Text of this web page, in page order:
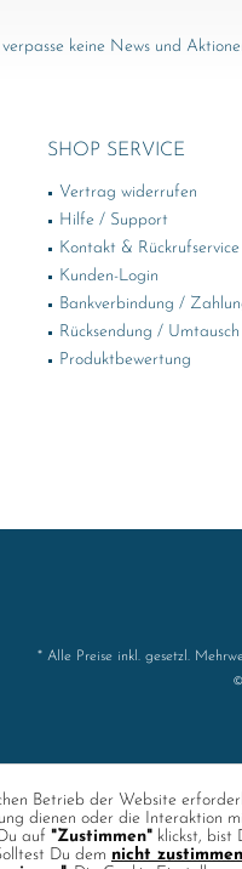
keine News und
SHOP SERVICE
Vertrag widerrufen
Hilfe / Support
Kontakt & Rückrufservice
Kunden-Login
Bankverbindung /
Rücksendung / Umtausch
Produktbewertung
* Alle Preise inkl. gesetzl.
Betrieb der Website
dienen oder die Interaktion
auf "Zustimmen" klickst, bist
Du dem nicht zustimmen